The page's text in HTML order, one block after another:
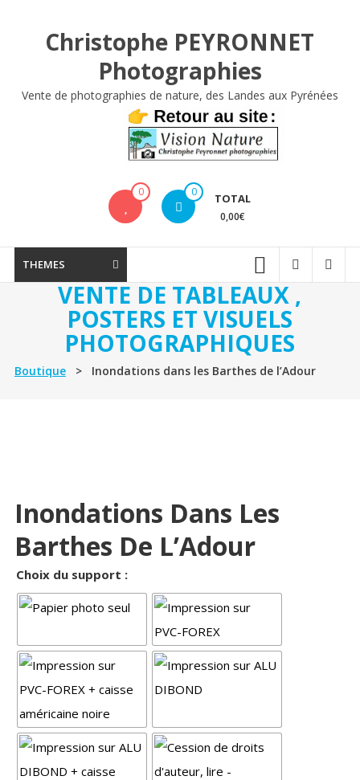
Christophe PEYRONNET
Photographies
Vente de photographies de nature, des Landes aux Pyrénées
0 0 TOTAL
0,00€
THEMES
VENTE DE TABLEAUX ,
POSTERS ET VISUELS
PHOTOGRAPHIQUES
Boutique> Inondations dans les Barthes de l’Adour
Inondations Dans Les
Barthes De L’Adour
Choix du support :